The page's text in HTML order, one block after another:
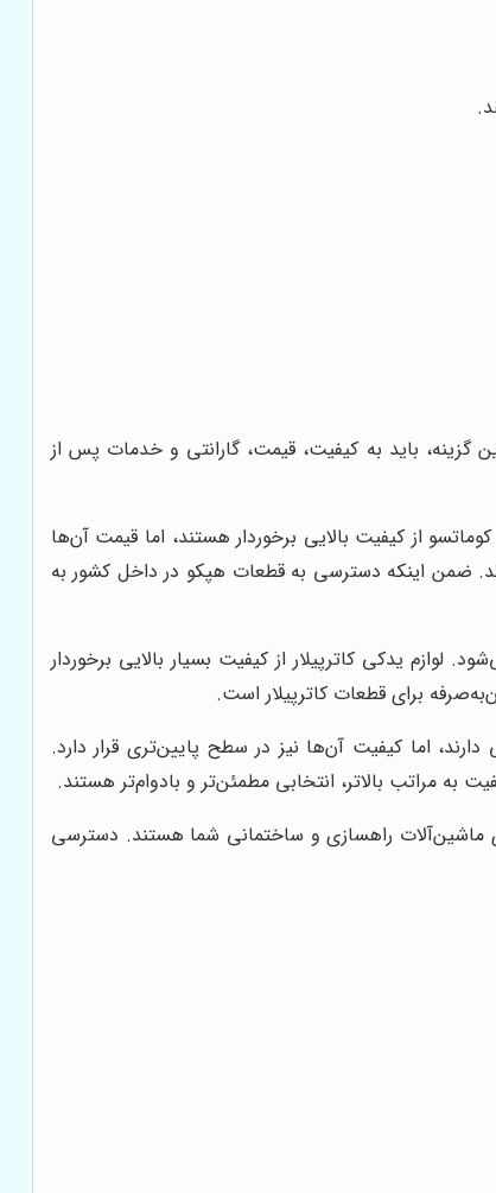
گزینه، باید به کیفیت، قیمت، گارانتی و خدمات پس از
از کیفیت بالایی برخوردار هستند، اما قیمت آن‌ها
ضمن اینکه دسترسی به قطعات هپکو در داخل کشور به
یدکی کاترپیلار از کیفیت بسیار بالایی برخوردار
برای قطعات کاترپیلار است.
اما کیفیت آن‌ها نیز در سطح پایین‌تری قرار دارد.
به مراتب بالاتر، انتخابی مطمئن‌تر و بادوام‌تر هستند.
ماشین‌آلات راهسازی و ساختمانی شما هستند. دسترسی